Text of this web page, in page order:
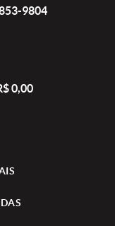
9804
0,00